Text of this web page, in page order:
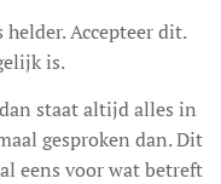
Accepteer dit.
is.
staat altijd alles in
gesproken dan. Dit
eens voor wat betreft